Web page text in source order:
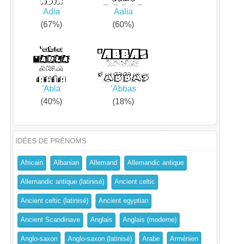
Adia
(67%)
Aalia
(60%)
'Abla
(40%)
'Abbas
(18%)
IDÉES DE PRÉNOMS
Africain Albanian Allemand Allemandic antique
Allemandic antique (latinisé) Ancient celtic
Ancient celtic (latinisé) Ancient egyptian
Ancient Scandinave Anglais Anglais (moderne)
Anglo-saxon Anglo-saxon (latinisé) Arabe Arménien